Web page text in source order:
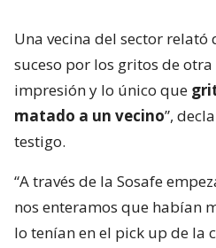
Una vecina del sector relató
suceso por los gritos de otra
impresión y lo único que
matado a un vecino”,
testigo.
“A través de la Sosafe
nos enteramos que habían
lo tenían en el pick up de la